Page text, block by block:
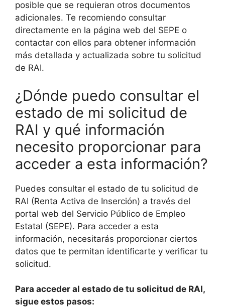
posible que se requieran otros documentos
adicionales. Te recomiendo consultar
directamente en la página web del SEPE o
contactar con ellos para obtener información
más detallada y actualizada sobre tu solicitud
de RAI.
¿Dónde puedo consultar el
estado de mi solicitud de
RAI y qué información
necesito proporcionar para
acceder a esta información?
Puedes consultar el estado de tu solicitud de
RAI (Renta Activa de Inserción) a través del
portal web del Servicio Público de Empleo
Estatal (SEPE). Para acceder a esta
información, necesitarás proporcionar ciertos
datos que te permitan identificarte y verificar tu
solicitud.
Para acceder al estado de tu solicitud de RAI,
sigue estos pasos: